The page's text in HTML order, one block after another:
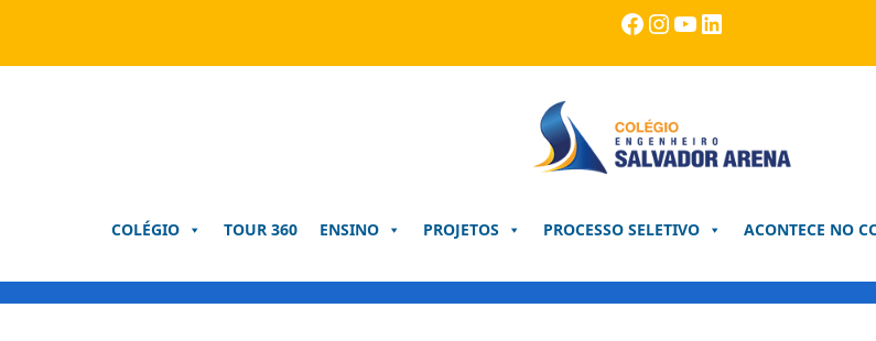
o
Facebook
Instagram
Youtube
LinkedIn
COLÉGIO TOUR 360 ENSINO PROJETOS PROCESSO SELETIVO ACONTECE NO